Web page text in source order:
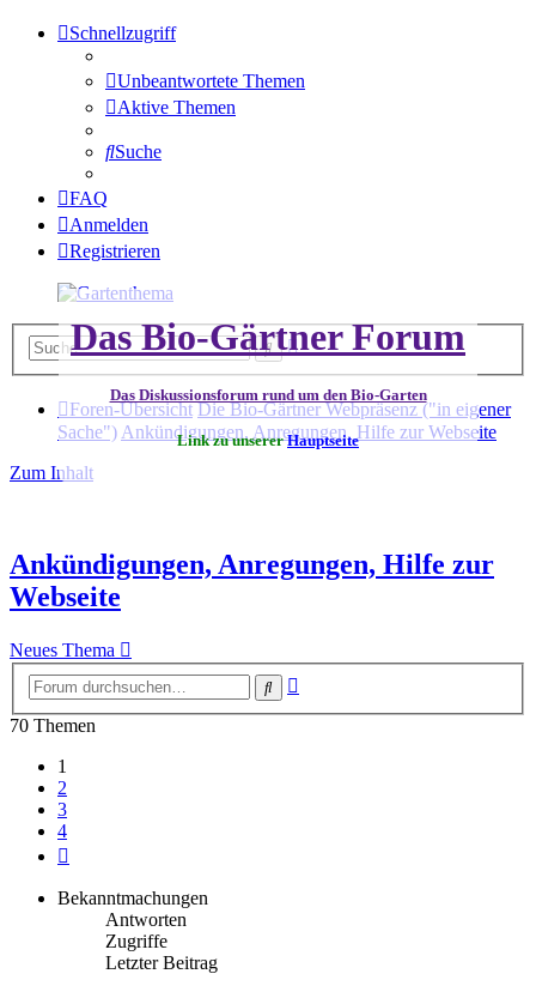
Schnellzugriff
Unbeantwortete Themen
Aktive Themen
Suche
FAQ
Anmelden
Registrieren
Das Bio-Gärtner Forum
Das Diskussionsforum rund um den Bio-Garten
Link zu unsererHauptseite
SucheErweiterte
Foren-Übersicht Die Bio-Gärtner Webpräsenz ("in eigener
Sache") Ankündigungen, Anregungen, Hilfe zur Webseite
Zum Inhalt
Ankündigungen, Anregungen, Hilfe zur
Webseite
Neues Thema
Suche
70 Themen
1
2
3
4
Bekanntmachungen
Antworten
Zugriffe
Letzter Beitrag